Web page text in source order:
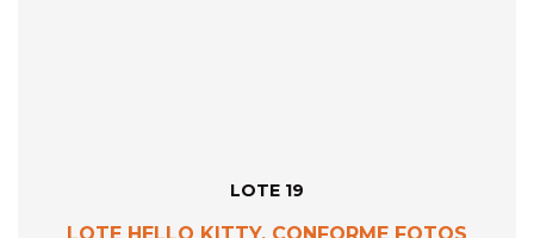
LOTE 19